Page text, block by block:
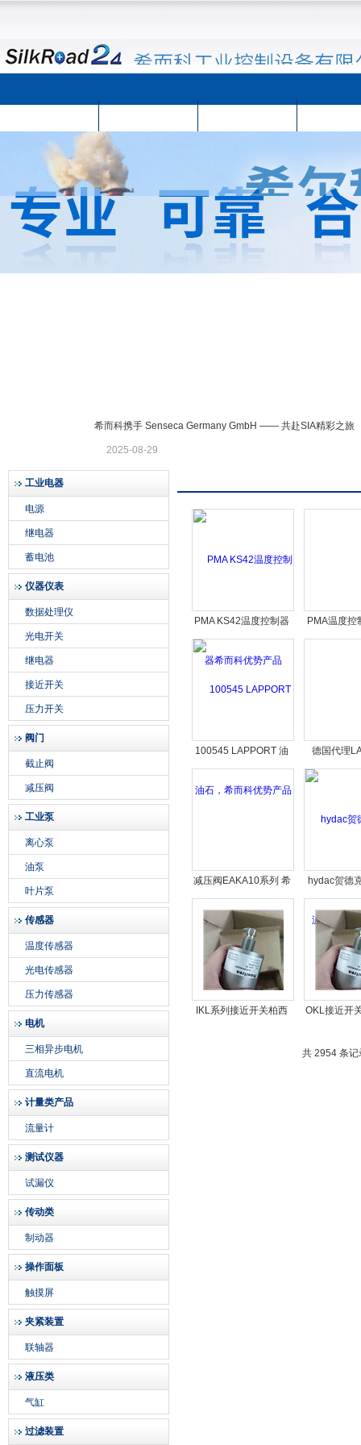
希而科携手 Senseca Germany GmbH —— 共赴SIA精彩之旅
2025-08-29
工业电器
电源
继电器
蓄电池
仪器仪表
数据处理仪
光电开关
继电器
接近开关
压力开关
阀门
截止阀
减压阀
工业泵
离心泵
油泵
叶片泵
传感器
温度传感器
光电传感器
压力传感器
电机
三相异步电机
直流电机
计量类产品
流量计
测试仪器
试漏仪
传动类
制动器
操作面板
触摸屏
夹紧装置
联轴器
液压类
气缸
过滤装置
PMA KS42温度控制器
希而科优势产品
PMA温度控
希而科
100545 LAPPORT 油
石，希而科优势产品
德国代理
100421
减压阀EAKA10系列 希
而科优势品牌
hydac贺德
器希而科
IKL系列接近开关柏西
OKL接近开
共 2954 条